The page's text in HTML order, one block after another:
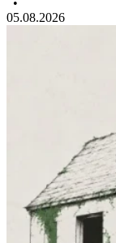
•
05.08.2026